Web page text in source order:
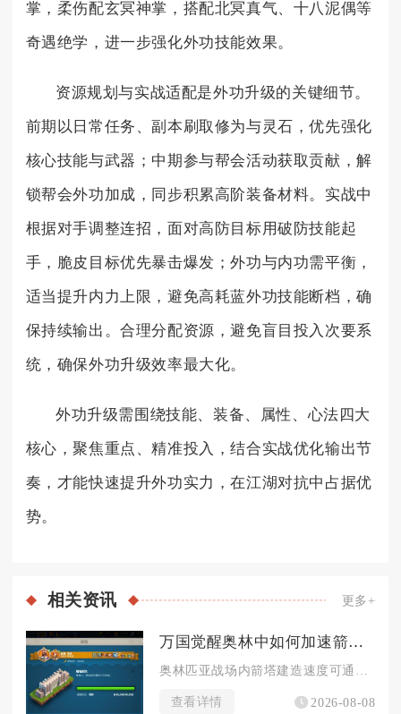
掌，柔伤配玄冥神掌，搭配北冥真气、十八泥偶等
奇遇绝学，进一步强化外功技能效果。
资源规划与实战适配是外功升级的关键细节。
前期以日常任务、副本刷取修为与灵石，优先强化
核心技能与武器；中期参与帮会活动获取贡献，解
锁帮会外功加成，同步积累高阶装备材料。实战中
根据对手调整连招，面对高防目标用破防技能起
手，脆皮目标优先暴击爆发；外功与内功需平衡，
适当提升内力上限，避免高耗蓝外功技能断档，确
保持续输出。合理分配资源，避免盲目投入次要系
统，确保外功升级效率最大化。
外功升级需围绕技能、装备、属性、心法四大
核心，聚焦重点、精准投入，结合实战优化输出节
奏，才能快速提升外功实力，在江湖对抗中占据优
势。
相关资讯 更多+
万国觉醒奥林中如何加速箭塔建造进程
奥林匹亚战场内箭塔建造速度可通过叠加多层百分比增益、前置资源...
查看详情 2026-08-08